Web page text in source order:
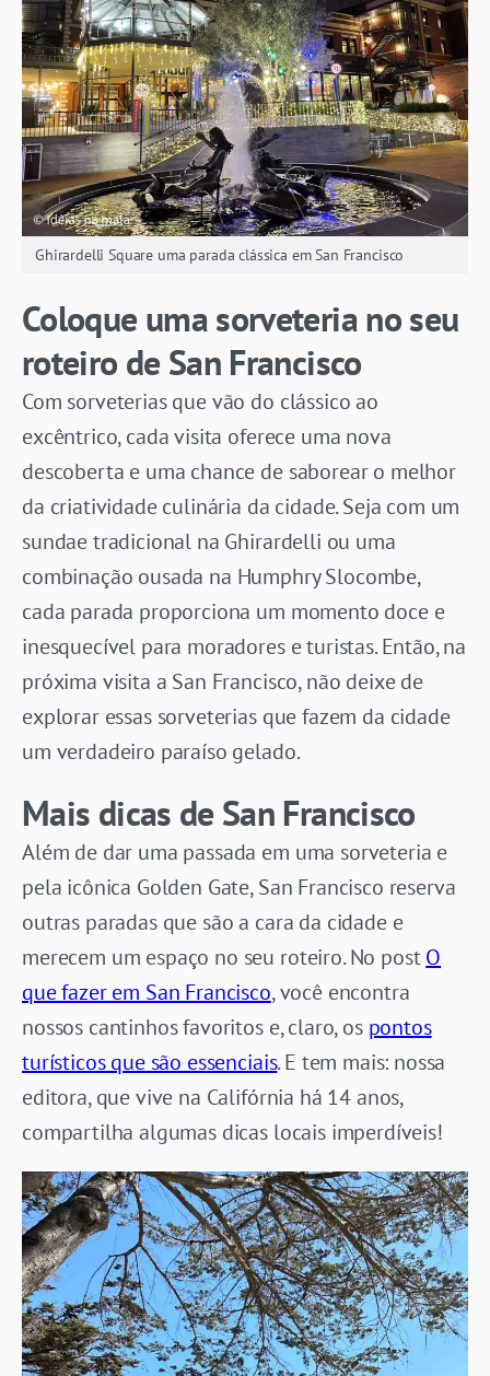
Ghirardelli Square uma parada clássica em San Francisco
Coloque uma sorveteria no seu
roteiro de San Francisco
Com sorveterias que vão do clássico ao
excêntrico, cada visita oferece uma nova
descoberta e uma chance de saborear o melhor
da criatividade culinária da cidade. Seja com um
sundae tradicional na Ghirardelli ou uma
combinação ousada na Humphry Slocombe,
cada parada proporciona um momento doce e
inesquecível para moradores e turistas. Então, na
próxima visita a San Francisco, não deixe de
explorar essas sorveterias que fazem da cidade
um verdadeiro paraíso gelado.
Mais dicas de San Francisco
Além de dar uma passada em uma sorveteria e
pela icônica Golden Gate, San Francisco reserva
outras paradas que são a cara da cidade e
merecem um espaço no seu roteiro. No postO
que fazer em San Francisco, você encontra
nossos cantinhos favoritos e, claro, os pontos
turísticos que são essenciais. E tem mais: nossa
editora, que vive na Califórnia há 14 anos,
compartilha algumas dicas locais imperdíveis!